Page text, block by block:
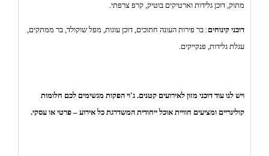
מתוק, דוכן גלידות וארטיקים בוטיק, קרפ צרפתי.
דוכני קינוחים: בר פירות העונה חתוכים, דוכן עוגות, מפל שוקולד, בר ממתקים,
עגלת גלידות, פנקייקים.
ויש לנו עוד דוכני מזון לאירועים קטנים. ג'וי הפקות מגשימים לכם חלומות
קולינריים ומציעים חוויית אוכל ייחודית המשדרגת כל אירוע – פרטי או עסקי.